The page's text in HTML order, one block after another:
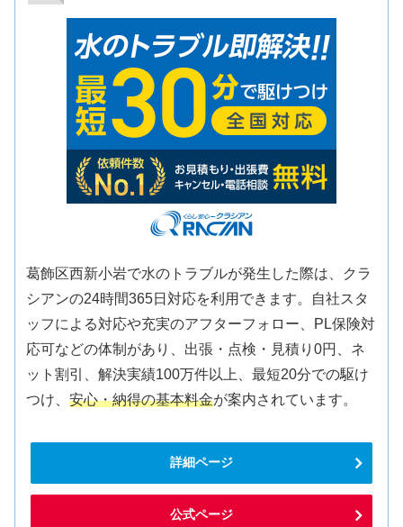
葛飾区西新小岩で水のトラブルが発生した際は、クラ
シアンの24時間365日対応を利用できます。自社スタ
ッフによる対応や充実のアフターフォロー、PL保険対
応可などの体制があり、出張・点検・見積り0円、ネ
ット割引、解決実績100万件以上、最短20分での駆け
つけ、安心・納得の基本料金が案内されています。
詳細ページ
公式ページ